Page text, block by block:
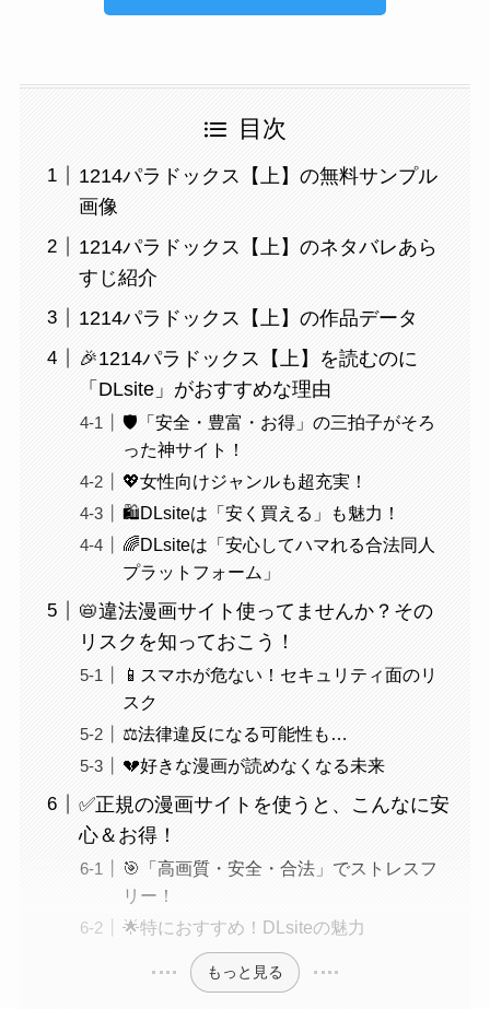
目次
1214パラドックス【上】の無料サンプル
画像
1214パラドックス【上】のネタバレあら
すじ紹介
1214パラドックス【上】の作品データ
🎉1214パラドックス【上】を読むのに
「DLsite」がおすすめな理由
🛡️「安全・豊富・お得」の三拍子がそろ
った神サイト！
💖女性向けジャンルも超充実！
🛍️DLsiteは「安く買える」も魅力！
🌈DLsiteは「安心してハマれる合法同人
プラットフォーム」
📛違法漫画サイト使ってませんか？その
リスクを知っておこう！
📱スマホが危ない！セキュリティ面のリ
スク
⚖️法律違反になる可能性も…
💔好きな漫画が読めなくなる未来
✅正規の漫画サイトを使うと、こんなに安
心＆お得！
🎯「高画質・安全・合法」でストレスフ
リー！
🌟特におすすめ！DLsiteの魅力
もっと見る